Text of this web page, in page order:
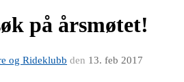
på årsmøtet!
og Rideklubb den 13. feb 2017